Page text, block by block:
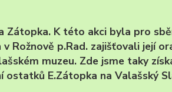
Zátopka. K této akci byla pro
Rožnově p.Rad. zajišťovali její
muzeu. Zde jsme taky
ostatků E.Zátopka naValašský